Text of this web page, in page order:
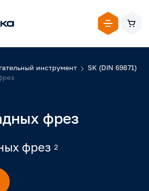
инструмент
SK (DIN 69871)
фрез
фрез 2